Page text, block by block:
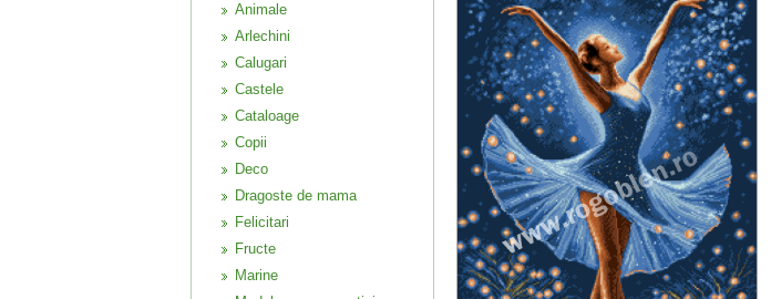
Animale
Arlechini
Calugari
Castele
Cataloage
Copii
Deco
Dragoste de mama
Felicitari
Fructe
Marine